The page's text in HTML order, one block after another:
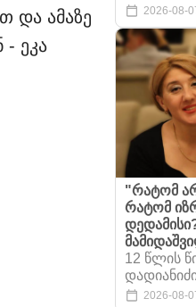
და ამაზე
- ეკა
2026-08-
"რატომ
რატომ
12 წლის
2026-08-